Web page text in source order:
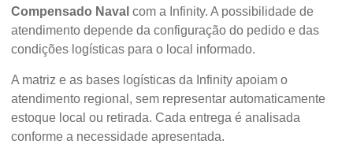
Compensado Naval com a Infinity. A possibilidade de
atendimento depende da configuração do pedido e das
condições logísticas para o local informado.
A matriz e as bases logísticas da Infinity apoiam o
atendimento regional, sem representar automaticamente
estoque local ou retirada. Cada entrega é analisada
conforme a necessidade apresentada.